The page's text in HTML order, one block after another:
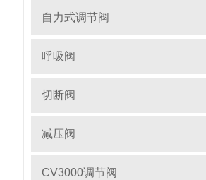
自力式调节阀
呼吸阀
切断阀
减压阀
CV3000调节阀